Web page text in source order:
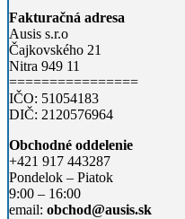
Fakturačná adresa
Ausis s.r.o
Čajkovského 21
Nitra 949 11
================
IČO: 51054183
DIČ: 2120576964
Obchodné oddelenie
+421 917 443287
Pondelok – Piatok
9:00 – 16:00
email: obchod@ausis.sk